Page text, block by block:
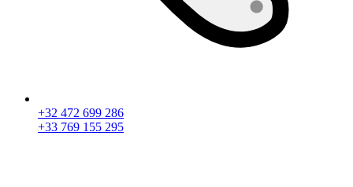
+32 472 699 286
+33 769 155 295